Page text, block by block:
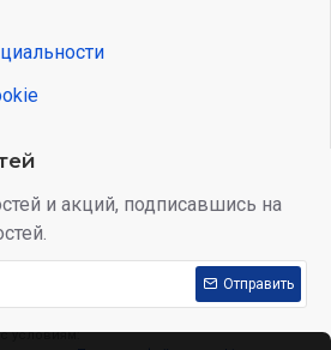
и акций, подписавшись на
Отправить
условиям: